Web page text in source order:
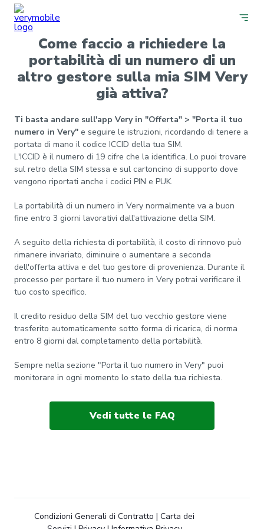
Come faccio a richiedere la
portabilità di un numero di un
altro gestore sulla mia SIM Very
già attiva?
Ti basta andare sull'app Very in "Offerta" > "Porta il tuo
numero in Very" e seguire le istruzioni, ricordando di tenere a
portata di mano il codice ICCID della tua SIM.
L'ICCID è il numero di 19 cifre che la identifica. Lo puoi trovare
sul retro della SIM stessa e sul cartoncino di supporto dove
vengono riportati anche i codici PIN e PUK.
La portabilità di un numero in Very normalmente va a buon
fine entro 3 giorni lavorativi dall'attivazione della SIM.
A seguito della richiesta di portabilità, il costo di rinnovo può
rimanere invariato, diminuire o aumentare a seconda
dell'offerta attiva e del tuo gestore di provenienza. Durante il
processo per portare il tuo numero in Very potrai verificare il
tuo costo specifico.
Il credito residuo della SIM del tuo vecchio gestore viene
trasferito automaticamente sotto forma di ricarica, di norma
entro 8 giorni dal completamento della portabilità.
Sempre nella sezione "Porta il tuo numero in Very" puoi
monitorare in ogni momento lo stato della tua richiesta.
Vedi tutte le FAQ
Condizioni Generali di Contratto | Carta dei